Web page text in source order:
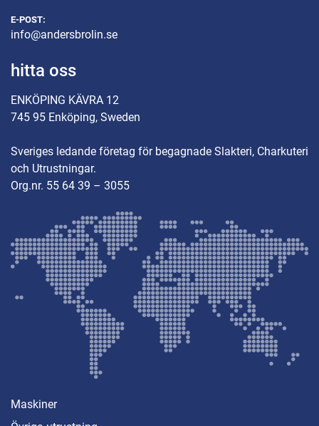
E-POST:
info@andersbrolin.se
hitta oss
ENKÖPING KÄVRA 12
745 95 Enköping, Sweden
Sveriges ledande företag för begagnade Slakteri, Charkuteri
och Utrustningar.
Org.nr. 55 64 39 – 3055
Maskiner